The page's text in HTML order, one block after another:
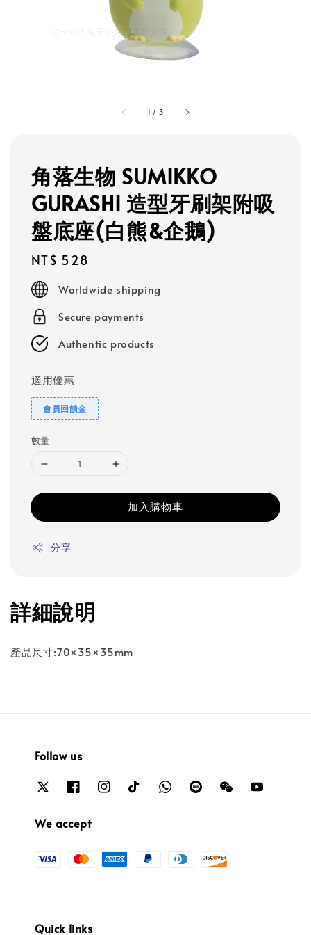
1 / 3
角落生物 SUMIKKO
GURASHI 造型牙刷架附吸
盤底座(白熊&企鵝)
Regular
price
NT$ 528
Worldwide shipping
Secure payments
Authentic products
適用優惠
會員回饋金
數量
加入購物車
分享
詳細說明
產品尺寸:70×35×35mm
Follow us
We accept
Quick links